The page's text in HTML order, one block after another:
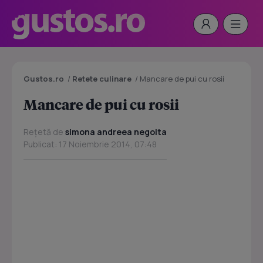
Gustos.ro / Retete culinare / Mancare de pui cu rosii
Mancare de pui cu rosii
Rețetă de simona andreea negoita
Publicat: 17 Noiembrie 2014, 07:48